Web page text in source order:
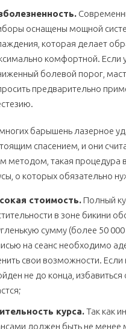
оснащены мощной
которая делает
комфортной. Если
болевой порог,
предварительно
барышень лазерное
спасением, и они
методом, такая процедура
о которых обязательно
стоимость.Полный
в зоне бикини
сумму (более 50
на сеанс необходимо
свои возможности. Если
не до конца, избавиться
курса.Так как
должен быть не менее